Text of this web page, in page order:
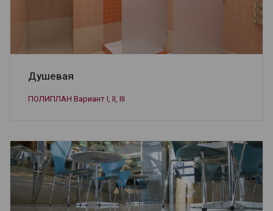
Душевая
ПОЛИПЛАН Вариант I, II, III